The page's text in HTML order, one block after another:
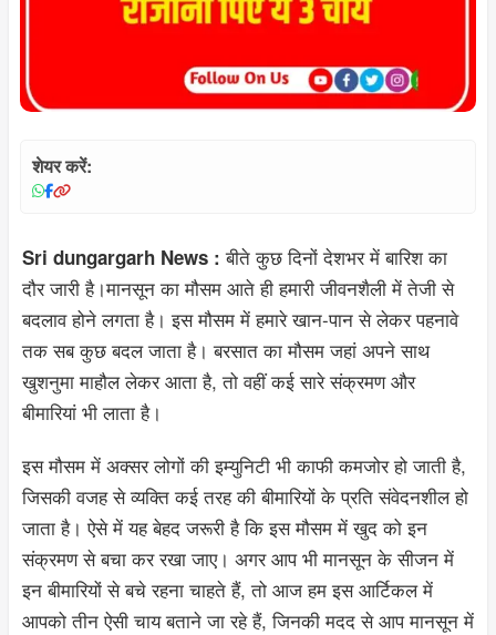
शेयर करें:
Sri dungargarh News : बीते कुछ दिनों देशभर में बारिश का
दौर जारी है।मानसून का मौसम आते ही हमारी जीवनशैली में तेजी से
बदलाव होने लगता है। इस मौसम में हमारे खान-पान से लेकर पहनावे
तक सब कुछ बदल जाता है। बरसात का मौसम जहां अपने साथ
खुशनुमा माहौल लेकर आता है, तो वहीं कई सारे संक्रमण और
बीमारियां भी लाता है।
इस मौसम में अक्सर लोगों की इम्युनिटी भी काफी कमजोर हो जाती है,
जिसकी वजह से व्यक्ति कई तरह की बीमारियों के प्रति संवेदनशील हो
जाता है। ऐसे में यह बेहद जरूरी है कि इस मौसम में खुद को इन
संक्रमण से बचा कर रखा जाए। अगर आप भी मानसून के सीजन में
इन बीमारियों से बचे रहना चाहते हैं, तो आज हम इस आर्टिकल में
आपको तीन ऐसी चाय बताने जा रहे हैं, जिनकी मदद से आप मानसून में